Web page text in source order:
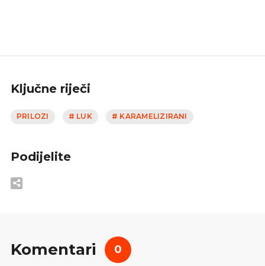
Ključne riječi
PRILOZI # LUK # KARAMELIZIRANI
Podijelite
Komentari 0